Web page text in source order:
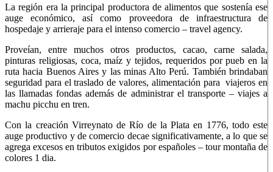
La región era la principal productora de alimentos que sostenía ese
auge económico, así como proveedora de infraestructura de
hospedaje y arrieraje para el intenso comercio – travel agency.
Proveían, entre muchos otros productos, cacao, carne salada,
pinturas religiosas, coca, maíz y tejidos, requeridos por pueb en la
ruta hacia Buenos Aires y las minas Alto Perú. También brindaban
seguridad para el traslado de valores, alimentación para viajeros en
las llamadas fondas además de administrar el transporte – viajes a
machu picchu en tren.
Con la creación Virreynato de Río de la Plata en 1776, todo este
auge productivo y de comercio decae significativamente, a lo que se
agrega excesos en tributos exigidos por españoles – tour montaña de
colores 1 dia.